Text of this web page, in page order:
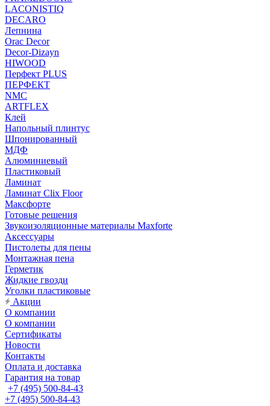
LACONISTIQ
DECARO
Лепнина
Orac Decor
Decor-Dizayn
HIWOOD
Перфект PLUS
ПЕРФЕКТ
NMC
ARTFLEX
Клей
Напольный плинтус
Шпонированный
МДФ
Алюминиевый
Пластиковый
Ламинат
Ламинат Clix Floor
Максфорте
Готовые решения
Звукоизоляционные материалы Maxforte
Аксессуары
Пистолеты для пены
Монтажная пена
Герметик
Жидкие гвозди
Уголки пластиковые
Акции
О компании
О компании
Сертификаты
Новости
Контакты
Оплата и доставка
Гарантия на товар
+7 (495) 500-84-43
+7 (495) 500-84-43